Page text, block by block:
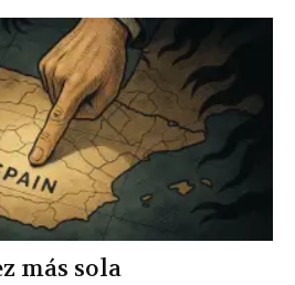
más sola